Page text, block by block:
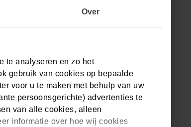
Over
te analyseren en zo het
gebruik van cookies op bepaalde
voor u te maken met behulp van uw
persoonsgerichte) advertenties te
van alle cookies, alleen
informatie over hoe wij cookies